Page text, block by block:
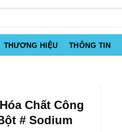
THƯƠNG HIỆU THÔNG TIN
Chất Công
# Sodium